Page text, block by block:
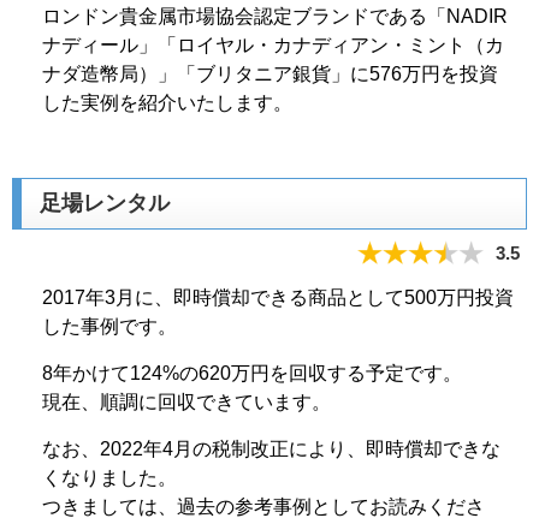
ロンドン貴金属市場協会認定ブランドである「NADIR
ナディール」「ロイヤル・カナディアン・ミント（カ
ナダ造幣局）」「ブリタニア銀貨」に576万円を投資
した実例を紹介いたします。
足場レンタル
3.5
2017年3月に、即時償却できる商品として500万円投資
した事例です。
8年かけて124%の620万円を回収する予定です。
現在、順調に回収できています。
なお、2022年4月の税制改正により、即時償却できな
くなりました。
つきましては、過去の参考事例としてお読みくださ